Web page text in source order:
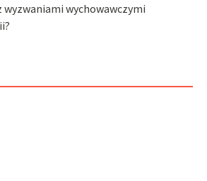
wyzwaniami wychowawczymi